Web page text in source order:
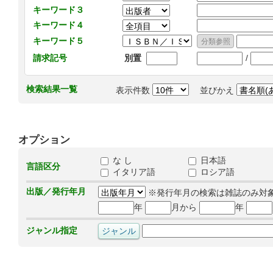
キーワード３
キーワード４
キーワード５
請求記号
別置 /
検索結果一覧 表示件数 並びかえ
オプション
言語区分
な し
日本語
イタリア語
ロシア語
出版／発行年月
※発行年月の検索は雑誌のみ対
年
月から 年
ジャンル指定